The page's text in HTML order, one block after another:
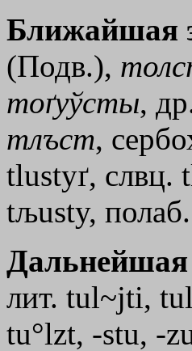
Ближайшая
(Подв.),
тоґуўсты,
тлъст,
tlustyґ, слвц.
tљusty, полаб.
Дальнейшая
лит. tul~јti,
tu°lzt, -stu, -